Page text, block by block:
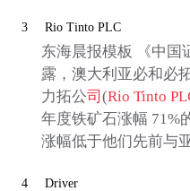
3 Rio Tinto PLC
东海晨报模板 《中国
露，澳大利亚必和必
力拓公司 (Rio Tinto
年度铁矿石涨幅 71%
涨幅低于他们先前与
4 Driver